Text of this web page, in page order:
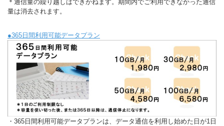
＊通信量の繰り越しはできかねます。期間内でご利用できなかった通信
量は消去されます。
●365日間利用可能データプラン
・365日間利用可能データプランは、データ通信を利用し始めた日が1日